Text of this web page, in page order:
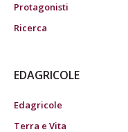
Protagonisti
Ricerca
EDAGRICOLE
Edagricole
Terra e Vita